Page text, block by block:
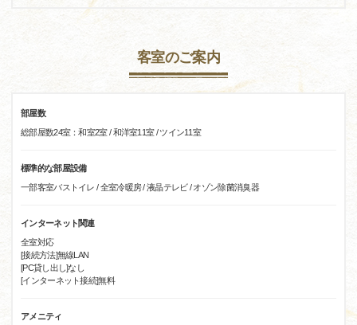
客室のご案内
部屋数
総部屋数24室：和室2室 / 和洋室11室 / ツイン11室
標準的な部屋設備
一部客室バストイレ / 全室冷暖房 / 液晶テレビ / オゾン除菌消臭器
インターネット関連
全室対応
[接続方法]無線LAN
[PC貸し出し]なし
[インターネット接続]無料
アメニティ